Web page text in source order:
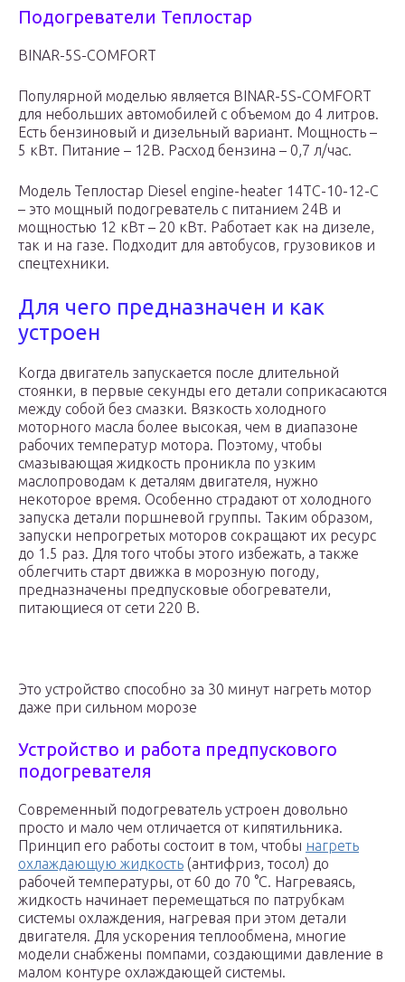
Подогреватели Теплостар
BINAR-5S-COMFORT
Популярной моделью является BINAR-5S-COMFORT
для небольших автомобилей с объемом до 4 литров.
Есть бензиновый и дизельный вариант. Мощность –
5 кВт. Питание – 12В. Расход бензина – 0,7 л/час.
Модель Теплостар Diesel engine-heater 14ТС-10-12-С
– это мощный подогреватель с питанием 24В и
мощностью 12 кВт – 20 кВт. Работает как на дизеле,
так и на газе. Подходит для автобусов, грузовиков и
спецтехники.
Для чего предназначен и как
устроен
Когда двигатель запускается после длительной
стоянки, в первые секунды его детали соприкасаются
между собой без смазки. Вязкость холодного
моторного масла более высокая, чем в диапазоне
рабочих температур мотора. Поэтому, чтобы
смазывающая жидкость проникла по узким
маслопроводам к деталям двигателя, нужно
некоторое время. Особенно страдают от холодного
запуска детали поршневой группы. Таким образом,
запуски непрогретых моторов сокращают их ресурс
до 1.5 раз. Для того чтобы этого избежать, а также
облегчить старт движка в морозную погоду,
предназначены предпусковые обогреватели,
питающиеся от сети 220 В.
Это устройство способно за 30 минут нагреть мотор
даже при сильном морозе
Устройство и работа предпускового
подогревателя
Современный подогреватель устроен довольно
просто и мало чем отличается от кипятильника.
Принцип его работы состоит в том, чтобы нагреть
охлаждающую жидкость (антифриз, тосол) до
рабочей температуры, от 60 до 70 °C. Нагреваясь,
жидкость начинает перемещаться по патрубкам
системы охлаждения, нагревая при этом детали
двигателя. Для ускорения теплообмена, многие
модели снабжены помпами, создающими давление в
малом контуре охлаждающей системы.